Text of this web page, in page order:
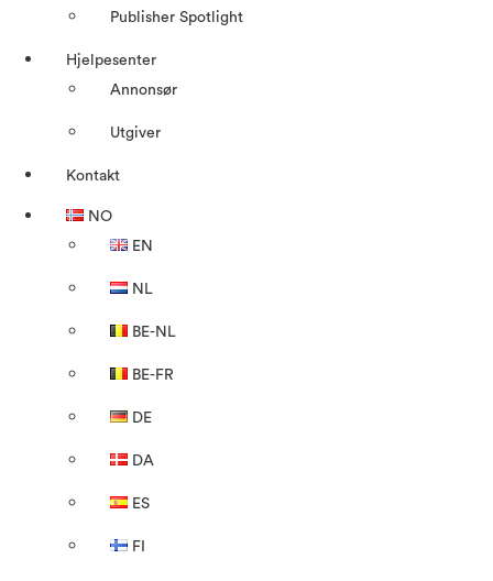
Publisher Spotlight
Hjelpesenter
Annonsør
Utgiver
Kontakt
NO
EN
NL
BE-NL
BE-FR
DE
DA
ES
FI